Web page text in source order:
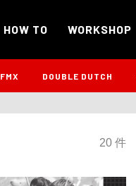
HOW TO WORKSHOP
FMX DOUBLE DUTCH
20 件